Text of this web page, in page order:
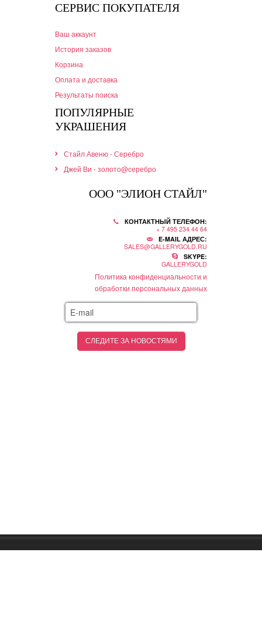
СЕРВИС ПОКУПАТЕЛЯ
Ваш аккаунт
История заказов
Корзина
Оплата и доставка
Результаты поиска
ПОПУЛЯРНЫЕ
УКРАШЕНИЯ
Стайл Авеню - Серебро
Джей Ви - золото@серебро
ООО "ЭЛИОН СТАЙЛ"
КОНТАКТНЫЙ ТЕЛЕФОН:
+ 7 495 234 44 64
E-MAIL АДРЕС:
SALES@GALLERYGOLD.RU
SKYPE:
GALLERYGOLD
Политика конфиденциальности и
обработки персональных данных